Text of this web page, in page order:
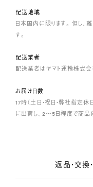
配送地域
日本国内に限ります。 但し、
す。
配送業者
配送業者はヤマト運輸株式会
お届け日数
17時（土日・祝日・弊社指定
に出荷し、2～5日程度で商品
返品・交換